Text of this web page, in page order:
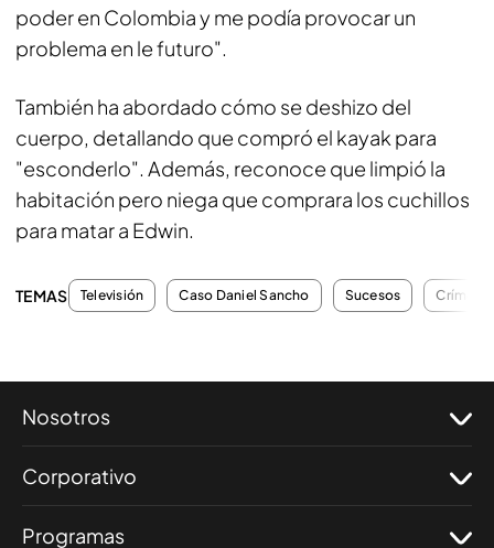
poder en Colombia y me podía provocar un
problema en le futuro".
También ha abordado cómo se deshizo del
cuerpo, detallando que compró el kayak para
"esconderlo". Además, reconoce que limpió la
habitación pero niega que comprara los cuchillos
para matar a Edwin.
TEMAS Televisión Caso Daniel Sancho Sucesos
Nosotros
Corporativo
Programas